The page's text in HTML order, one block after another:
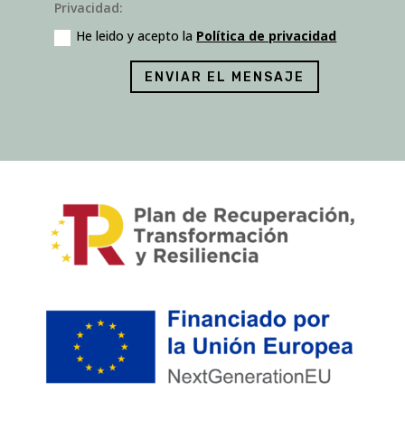
Privacidad:
He leido y acepto la Política de privacidad
ENVIAR EL MENSAJE